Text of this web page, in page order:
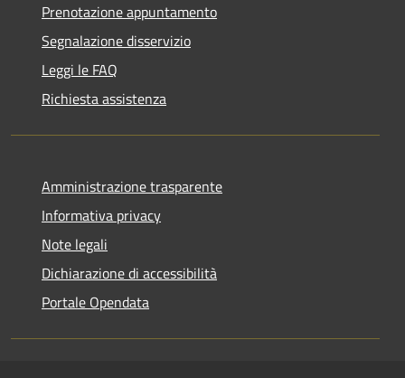
Prenotazione appuntamento
Segnalazione disservizio
Leggi le FAQ
Richiesta assistenza
Amministrazione trasparente
Informativa privacy
Note legali
Dichiarazione di accessibilità
Portale Opendata